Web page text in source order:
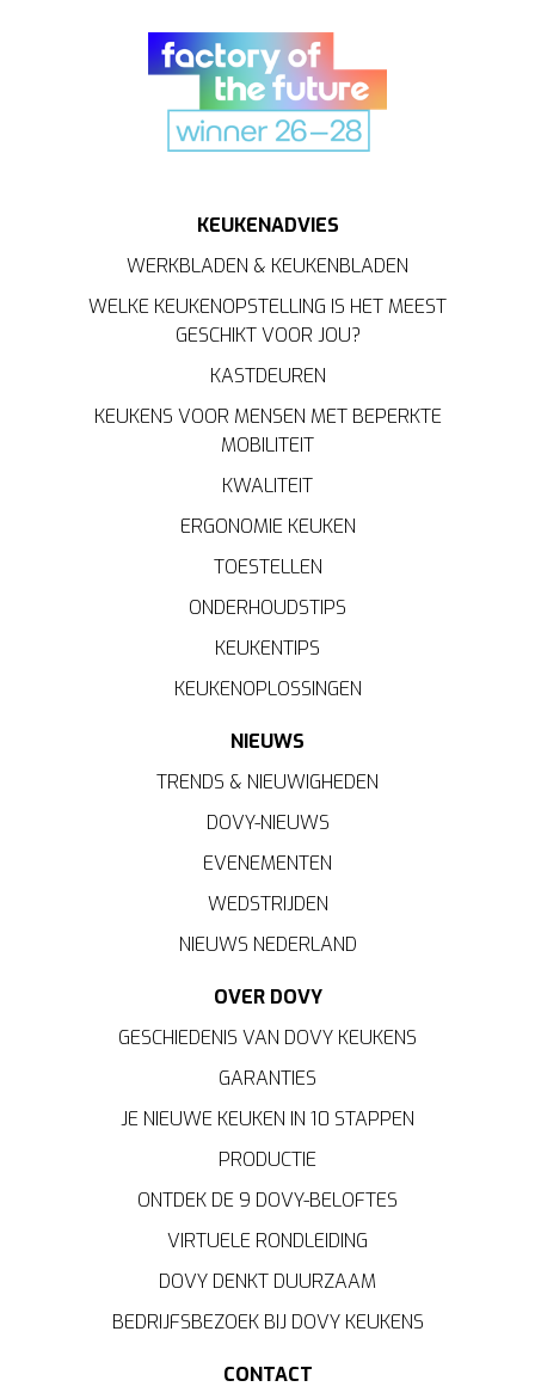
KEUKENADVIES
WERKBLADEN & KEUKENBLADEN
WELKE KEUKENOPSTELLING IS HET MEEST
GESCHIKT VOOR JOU?
KASTDEUREN
KEUKENS VOOR MENSEN MET BEPERKTE
MOBILITEIT
KWALITEIT
ERGONOMIE KEUKEN
TOESTELLEN
ONDERHOUDSTIPS
KEUKENTIPS
KEUKENOPLOSSINGEN
NIEUWS
TRENDS & NIEUWIGHEDEN
DOVY-NIEUWS
EVENEMENTEN
WEDSTRIJDEN
NIEUWS NEDERLAND
OVER DOVY
GESCHIEDENIS VAN DOVY KEUKENS
GARANTIES
JE NIEUWE KEUKEN IN 10 STAPPEN
PRODUCTIE
ONTDEK DE 9 DOVY-BELOFTES
VIRTUELE RONDLEIDING
DOVY DENKT DUURZAAM
BEDRIJFSBEZOEK BIJ DOVY KEUKENS
CONTACT